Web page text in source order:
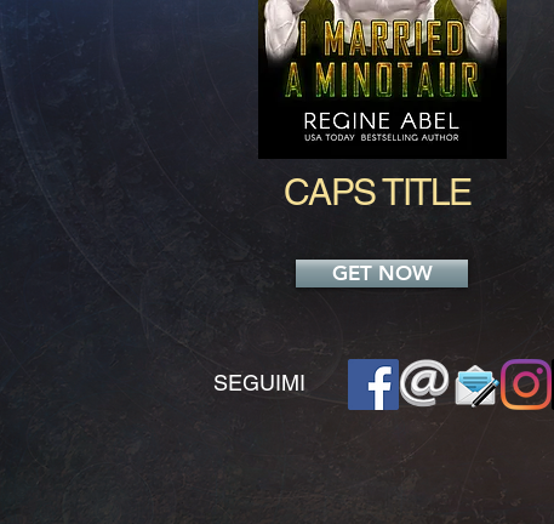
CAPS TITLE
GET NOW
​SEGUIMI